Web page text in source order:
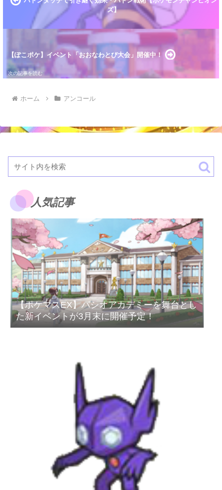
ズ】
【ぽこポケ】イベント「おおなわとび大会」開催中！
ホーム アンコール
人気記事
【ポケマスEX】パシオアカデミーを舞台とし
た新イベントが3月末に開催予定！